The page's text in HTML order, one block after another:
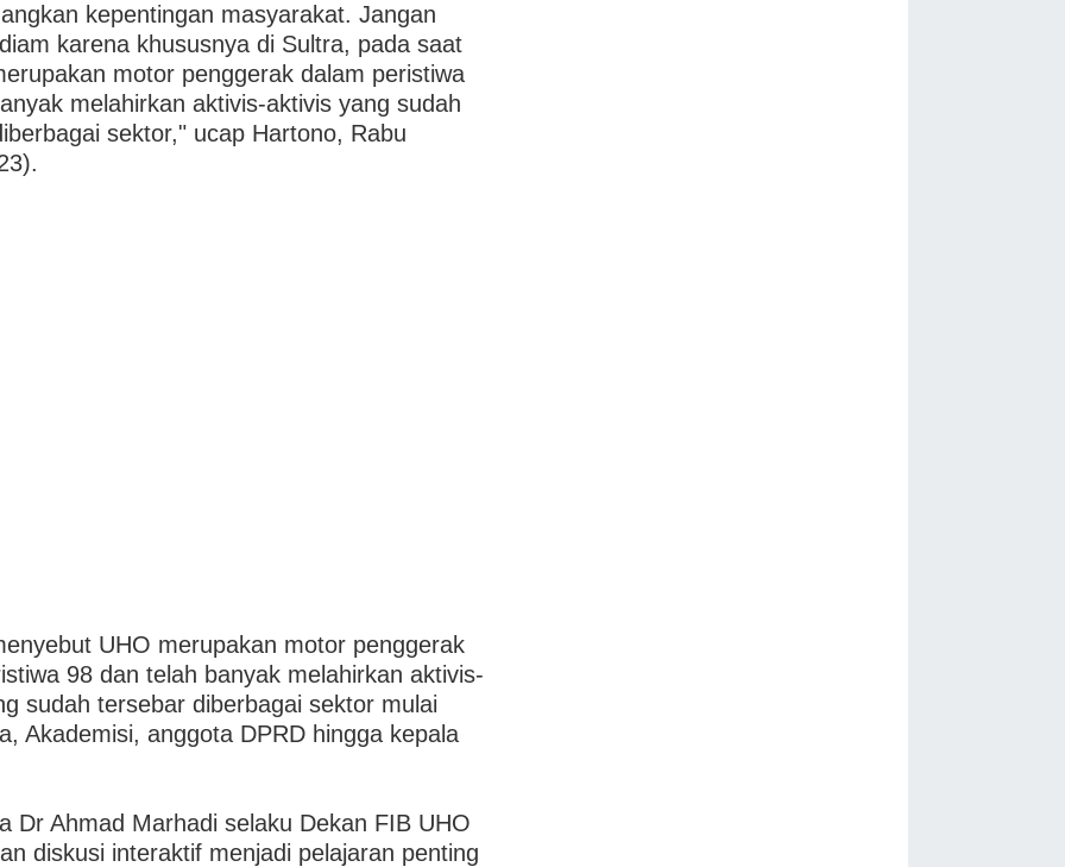
kepentingan masyarakat. Jangan
karena khususnya di Sultra, pada saat
motor penggerak dalam peristiwa
melahirkan aktivis-aktivis yang sudah
sektor," ucap Hartono, Rabu
UHO merupakan motor penggerak
98 dan telah banyak melahirkan aktivis-
sudah tersebar diberbagai sektor mulai
Akademisi, anggota DPRD hingga kepala
Dr Ahmad Marhadi selaku Dekan FIB UHO
diskusi interaktif menjadi pelajaran penting